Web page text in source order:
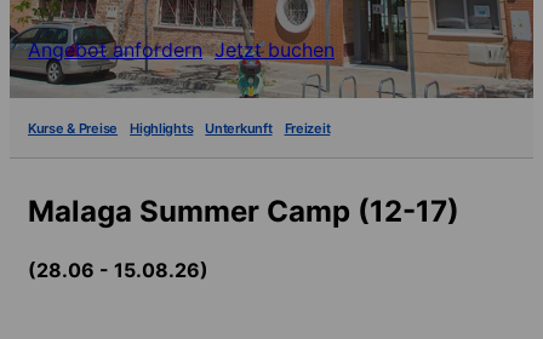
Angebot anfordern Jetzt buchen
Kurse & Preise Highlights Unterkunft Freizeit
Malaga Summer Camp (12-17)
(28.06 - 15.08.26)